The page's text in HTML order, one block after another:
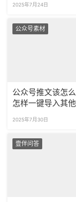
2025年7月24日
公众号素材
公众号推文该怎么
怎样一键导入其
2025年7月30日
壹伴问答